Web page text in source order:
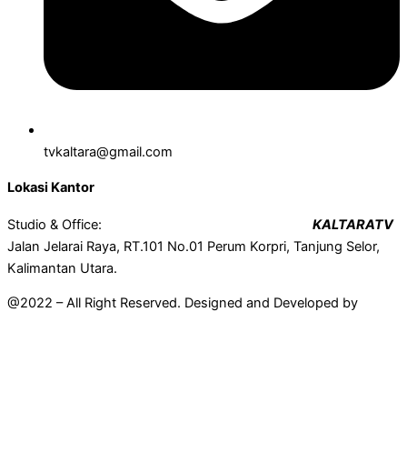
tvkaltara@gmail.com
Lokasi Kantor
Studio & Office: KALTARATV
Jalan Jelarai Raya, RT.101 No.01 Perum Korpri, Tanjung Selor,
Kalimantan Utara.
@2022 – All Right Reserved. Designed and Developed by